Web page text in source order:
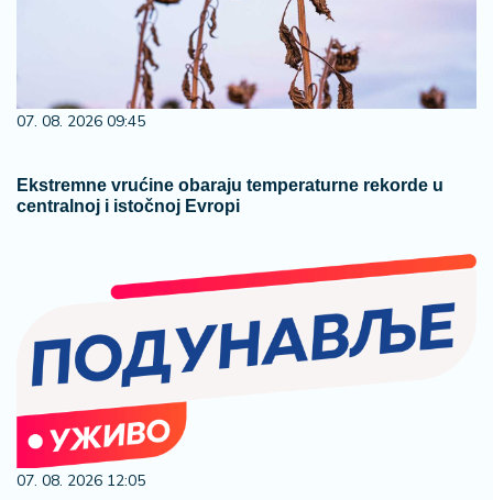
07. 08. 2026 09:45
Ekstremne vrućine obaraju temperaturne rekorde u
centralnoj i istočnoj Evropi
07. 08. 2026 12:05